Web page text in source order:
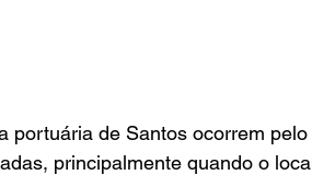
portuária de Santos ocorrem
principalmente quando o